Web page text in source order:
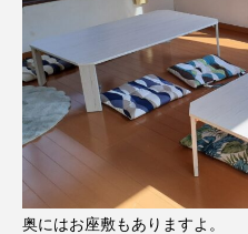
奥にはお座敷もありますよ。